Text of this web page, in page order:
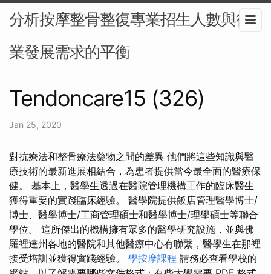
分析按摩整骨整復專業招生人數與行
業發展需求的平衡
Tendoncare15 (326)
Jan 25, 2020
對抗療法和整骨療法藥物之間的差異 他們將這些知識與醫
療技術的最新進展相結合，為患者提供當今最全面的醫療保
健。 基本上，醫學生透過在醫院管理機構工作的臨床醫生
獲得重要的實踐臨床經驗。 醫學院提供飯店管理醫學博士/
博士、醫學博士/工商管理碩士和醫學博士/理學碩士等聯合
學位。 這所傑出的機構擁有眾多的醫學研究設施，並與佛
羅裡達州各地的醫院和其他醫療中心有聯繫，醫學生在那裡
接受培訓並獲得實踐經驗。 學按摩課程 請務必查看學校的